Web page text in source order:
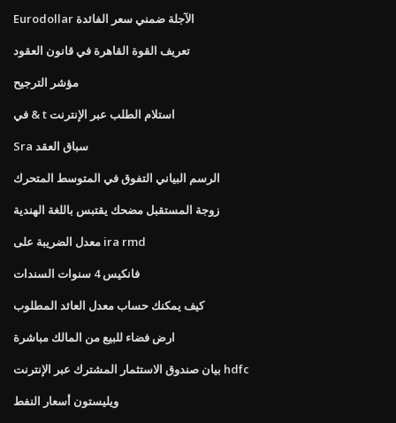
Eurodollar الآجلة ضمني سعر الفائدة
تعريف القوة القاهرة في قانون العقود
مؤشر الترجيح
في & t استلام الطلب عبر الإنترنت
Sra سباق العقد
الرسم البياني التفوق في المتوسط ​​المتحرك
زوجة المستقبل مضحك يقتبس باللغة الهندية
معدل الضريبة على ira rmd
فانكيس 4 سنوات السندات
كيف يمكنك حساب معدل العائد المطلوب
ارض فضاء للبيع من المالك مباشرة
بيان صندوق الاستثمار المشترك عبر الإنترنت hdfc
ويليستون أسعار النفط